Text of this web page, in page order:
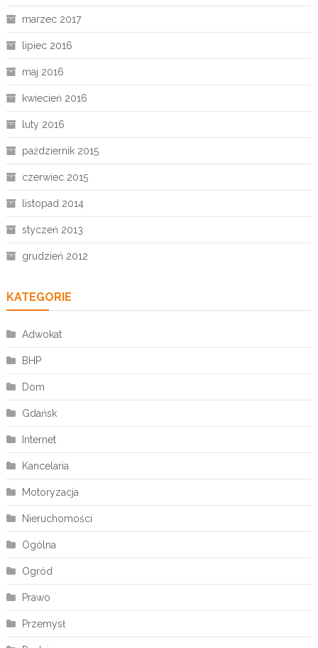
marzec 2017
lipiec 2016
maj 2016
kwiecień 2016
luty 2016
październik 2015
czerwiec 2015
listopad 2014
styczeń 2013
grudzień 2012
KATEGORIE
Adwokat
BHP
Dom
Gdańsk
Internet
Kancelaria
Motoryzacja
Nieruchomości
Ogólna
Ogród
Prawo
Przemysł